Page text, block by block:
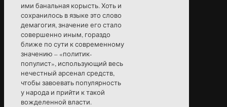
ими банальная корысть. Хоть и
сохранилось в языке это слово
демагогия, значение его стало
совершенно иным, гораздо
ближе по сути к современному
значению – «политик-
популист», использующий весь
нечестный арсенал средств,
чтобы завоевать популярность
у народа и прийти к такой
вожделенной власти.